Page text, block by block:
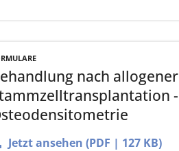
nach allogener
-
Jetzt ansehen (PDF | 127 KB)